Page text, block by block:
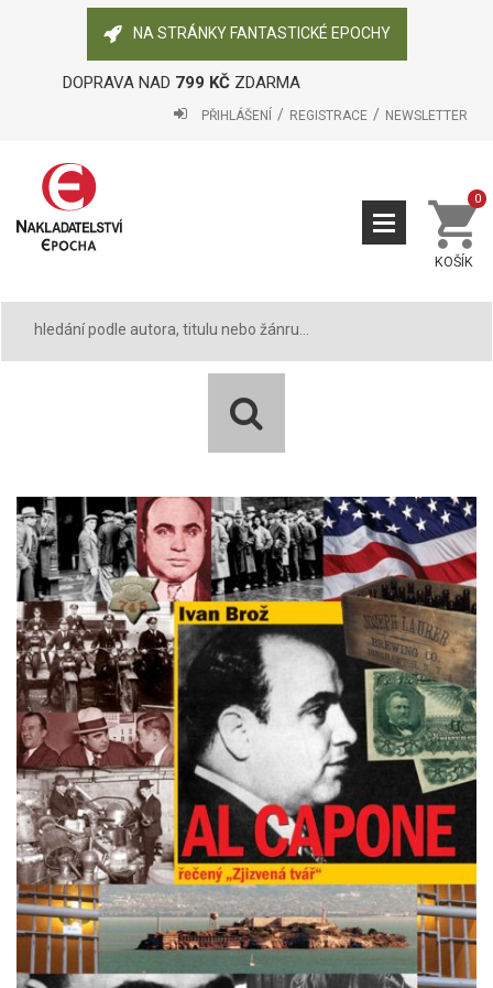
NA STRÁNKY FANTASTICKÉ EPOCHY
DOPRAVA NAD 799 KČZDARMA
PŘIHLÁŠENÍ REGISTRACE NEWSLETTER
KOŠÍK
0